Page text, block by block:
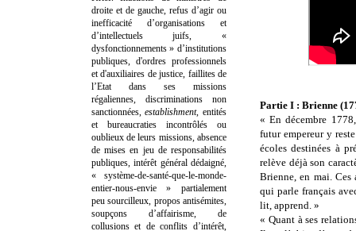
Partie I : Brienne
« En décembre
futur empereur y
écoles destinées à
relève déjà son
Brienne, en mai.
qui parle français
lit, apprend. »
« Quant à ses
droite et de gauche, refus d’agir ou
inefficacité d’organisations et
d’intellectuels juifs, «
dysfonctionnements » d’institutions
publiques, d'ordres professionnels
et d'auxiliaires de justice, faillites de
l’Etat dans ses missions
régaliennes, discriminations non
sanctionnées,establishment, entités
et bureaucraties incontrôlés ou
oublieux de leurs missions, absence
de mises en jeu de responsabilités
publiques, intérêt général dédaigné,
« système-de-santé-que-le-monde-
entier-nous-envie » partialement
peu sourcilleux, propos antisémites,
soupçons d’affairisme, de
collusions et de conflits d’intérêt,